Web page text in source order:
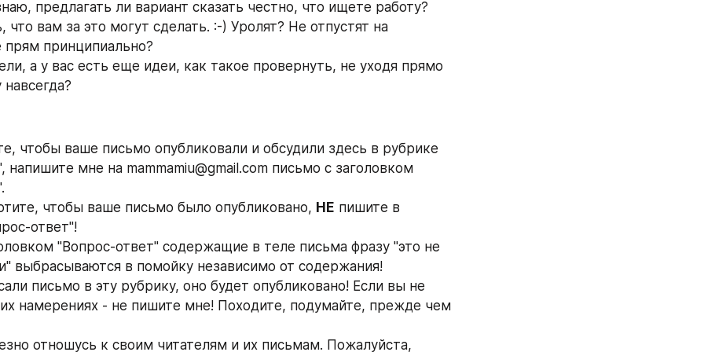
предлагать ли вариант сказать честно, что ищете работу?
что вам за это могут сделать. :-) Уролят? Не отпустят на
прям принципиально?
а у вас есть еще идеи, как такое провернуть, не уходя прямо
чтобы ваше письмо опубликовали и обсудили здесь в рубрике
напишите мне на mammamiu@gmail.com письмо с заголовком
чтобы ваше письмо было опубликовано, НЕ пишите в
ответ"!
"Вопрос-ответ" содержащие в теле письма фразу "это не
выбрасываются в помойку независимо от содержания!
письмо в эту рубрику, оно будет опубликовано! Если вы не
намерениях - не пишите мне! Походите, подумайте, прежде чем
отношусь к своим читателям и их письмам. Пожалуйста,